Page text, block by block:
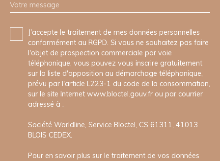
Votre message
J'accepte le traitement de mes données personnelles
conformément au RGPD. Si vous ne souhaitez pas faire
l'objet de prospection commerciale par voie
téléphonique, vous pouvez vous inscrire gratuitement
sur la liste d'opposition au démarchage téléphonique,
prévu par l'article L223-1 du code de la consommation,
sur le site Internet www.bloctel.gouv.fr ou par courrier
adressé à :
Société Worldline, Service Bloctel, CS 61311, 41013
BLOIS CEDEX.
Pour en savoir plus sur le traitement de vos données